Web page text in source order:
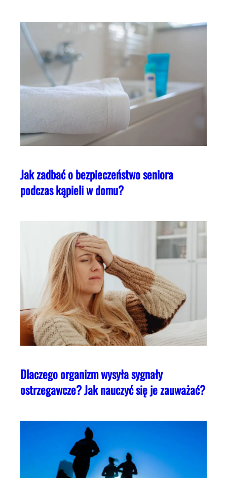
Jak zadbać o bezpieczeństwo seniora
podczas kąpieli w domu?
Dlaczego organizm wysyła sygnały
ostrzegawcze? Jak nauczyć się je zauważać?